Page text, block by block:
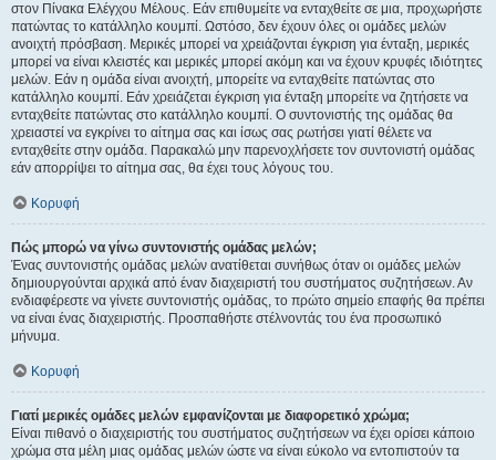
στον Πίνακα Ελέγχου Μέλους. Εάν επιθυμείτε να ενταχθείτε σε μια, προχωρήστε
πατώντας το κατάλληλο κουμπί. Ωστόσο, δεν έχουν όλες οι ομάδες μελών
ανοιχτή πρόσβαση. Μερικές μπορεί να χρειάζονται έγκριση για ένταξη, μερικές
μπορεί να είναι κλειστές και μερικές μπορεί ακόμη και να έχουν κρυφές ιδιότητες
μελών. Εάν η ομάδα είναι ανοιχτή, μπορείτε να ενταχθείτε πατώντας στο
κατάλληλο κουμπί. Εάν χρειάζεται έγκριση για ένταξη μπορείτε να ζητήσετε να
ενταχθείτε πατώντας στο κατάλληλο κουμπί. Ο συντονιστής της ομάδας θα
χρειαστεί να εγκρίνει το αίτημα σας και ίσως σας ρωτήσει γιατί θέλετε να
ενταχθείτε στην ομάδα. Παρακαλώ μην παρενοχλήσετε τον συντονιστή ομάδας
εάν απορρίψει το αίτημα σας, θα έχει τους λόγους του.
Κορυφή
Πώς μπορώ να γίνω συντονιστής ομάδας μελών;
Ένας συντονιστής ομάδας μελών ανατίθεται συνήθως όταν οι ομάδες μελών
δημιουργούνται αρχικά από έναν διαχειριστή του συστήματος συζητήσεων. Αν
ενδιαφέρεστε να γίνετε συντονιστής ομάδας, το πρώτο σημείο επαφής θα πρέπει
να είναι ένας διαχειριστής. Προσπαθήστε στέλνοντάς του ένα προσωπικό
μήνυμα.
Κορυφή
Γιατί μερικές ομάδες μελών εμφανίζονται με διαφορετικό χρώμα;
Είναι πιθανό ο διαχειριστής του συστήματος συζητήσεων να έχει ορίσει κάποιο
χρώμα στα μέλη μιας ομάδας μελών ώστε να είναι εύκολο να εντοπιστούν τα